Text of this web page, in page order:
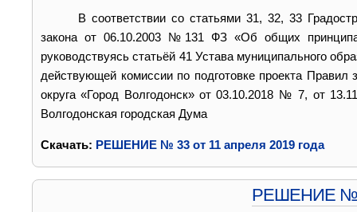
В соответствии со статьями 31, 32, 33
закона от 06.10.2003 №131 ФЗ «Об общих
руководствуясь статьёй 41 Устава муниципального
действующей комиссии по подготовке проекта Правил
округа «Город Волгодонск» от 03.10.2018 № 7, от
Волгодонская городская Дума
Cкачать: РЕШЕНИЕ № 33 от 11 апреля 2019 года
РЕШЕНИЕ №